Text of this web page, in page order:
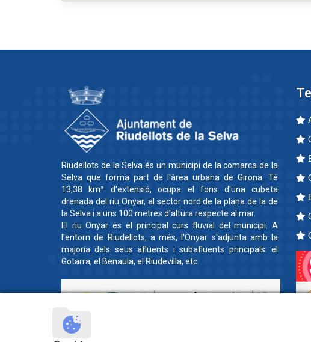
Riudellots de la Selva és un municipi de la comarca de la
Selva que forma part de l'àrea urbana de Girona. Té
13,38 km² d'extensió, ocupa el fons d'una cubeta
drenada del riu Onyar, al sector nord de la plana de la de
la Selva i a uns 100 metres d'altura respecte al mar.
El riu Onyar és el principal curs fluvial del municipi. A
l'entorn de Riudellots, a més, l'Onyar s'adjunta amb la
majoria dels seus afluents i subafluents principals: el
Gotarra, el Benaula, el Riudevilla, etc.